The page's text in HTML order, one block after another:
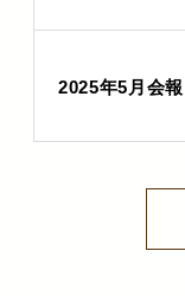
2025年5月会報